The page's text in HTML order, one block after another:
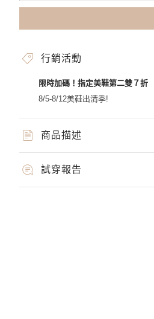
行銷活動
限時加碼！指定美鞋第二雙７折
8/5-8/12美鞋出清季!
商品描述
試穿報告